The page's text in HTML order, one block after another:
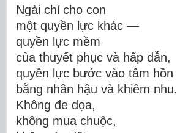
Ngài chỉ cho con
một quyền lực khác —
quyền lực mềm
của thuyết phục và hấp dẫn,
quyền lực bước vào tâm hồn
bằng nhân hậu và khiêm nhu.
Không đe dọa,
không mua chuộc,